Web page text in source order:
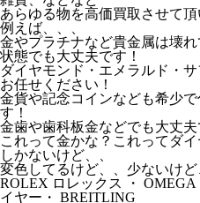
あらゆる物を高価買取させて頂
例えば、、、
金やプラチナなど貴金属は壊
状態でも大丈夫です！
ダイヤモンド・エメラルド・
お任せください！
金貨や記念コインなども希少
す！
金歯や歯科板金などでも大丈
これって金かな？これってダ
しかないけど、、
変色してるけど、、少ないけ
ROLEX ロレックス ・
イヤー・ BREITLING